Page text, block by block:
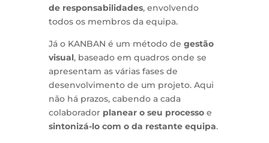
de responsabilidades, envolvendo
todos os membros da equipa.
Já o KANBAN é um método de gestão
visual, baseado em quadros onde se
apresentam as várias fases de
desenvolvimento de um projeto. Aqui
não há prazos, cabendo a cada
colaborador planear o seu processoe
sintonizá-lo com o da restante equipa.